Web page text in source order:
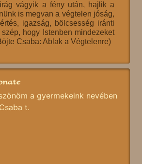
vágyik a fény után, hajlik a
is megvan a végtelen jóság,
igazság, bölcsesség iránti
hogy Istenben mindezeket
Csaba: Ablak a Végtelenre)
a gyermekeink nevében
t.